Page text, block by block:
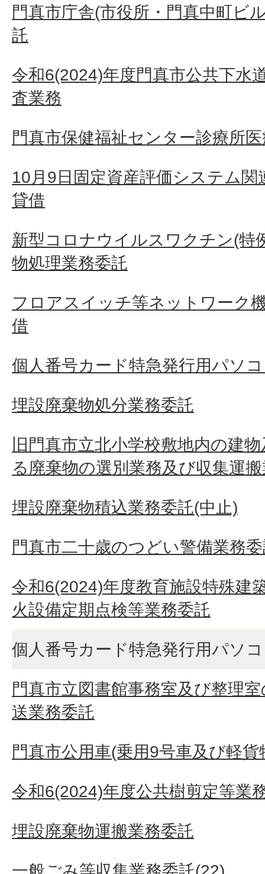
門真市庁舎(市役所・門真中町ビ
託
令和6(2024)年度門真市公共下水
査業務
門真市保健福祉センター診療所
10月9日固定資産評価システム
貸借
新型コロナウイルスワクチン(特
物処理業務委託
フロアスイッチ等ネットワーク
借
個人番号カード特急発行用パソ
埋設廃棄物処分業務委託
旧門真市立北小学校敷地内の建
る廃棄物の選別業務及び収集運
埋設廃棄物積込業務委託(中止)
門真市二十歳のつどい警備業務
令和6(2024)年度教育施設特殊建
火設備定期点検等業務委託
個人番号カード特急発行用パソ
門真市立図書館事務室及び整理
送業務委託
門真市公用車(乗用9号車及び軽
令和6(2024)年度公共樹剪定等業
埋設廃棄物運搬業務委託